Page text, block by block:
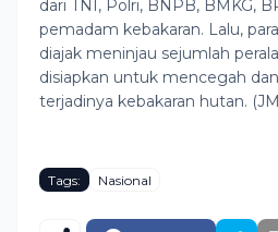
dari TNI, Polri, BNPB, BMKG,
pemadam kebakaran. Lalu,
diajak meninjau sejumlah
disiapkan untuk mencegah
terjadinya kebakaran hutan.
Tags: Nasional